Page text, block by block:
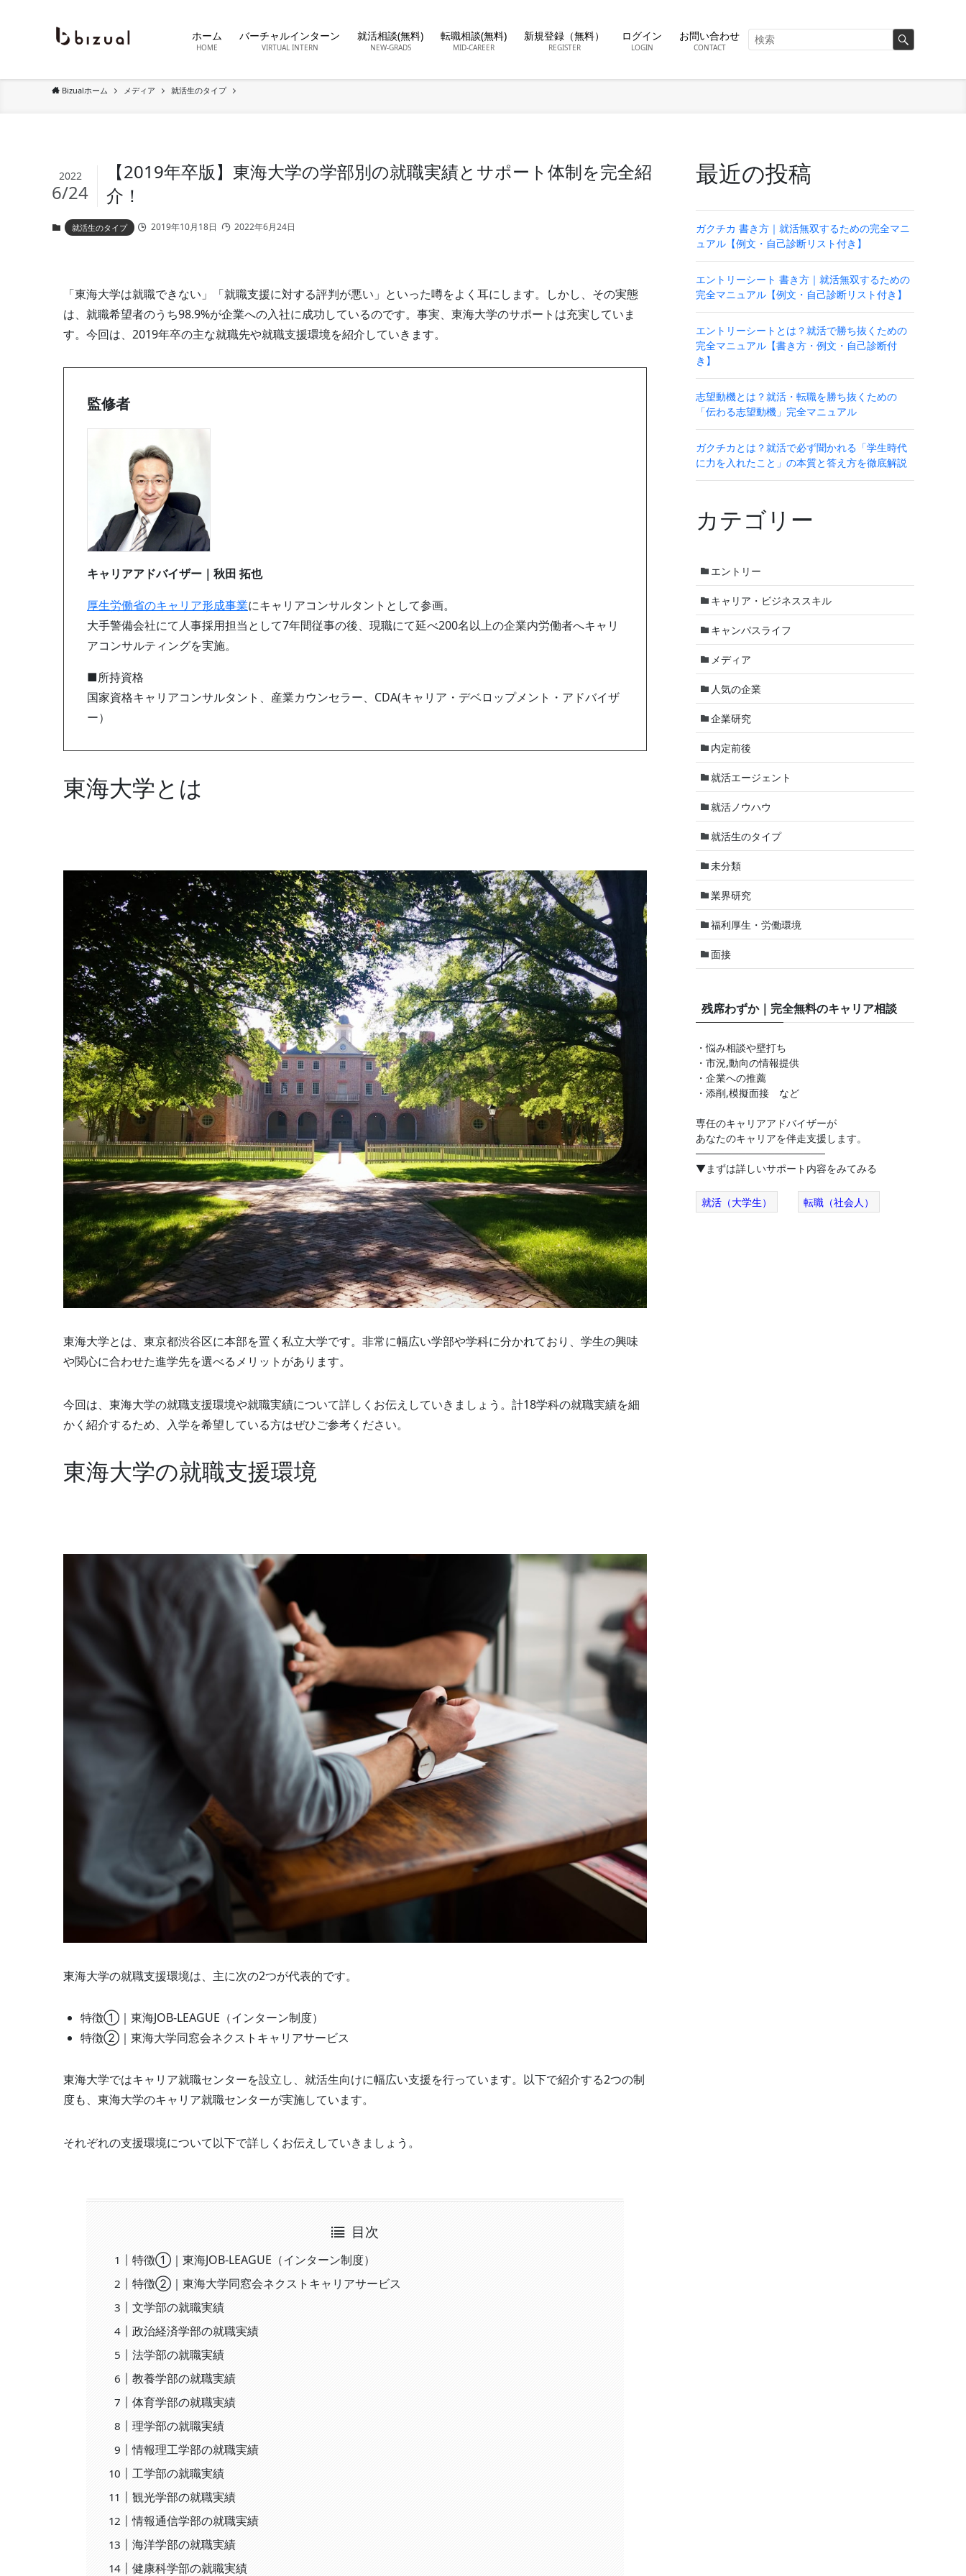
ホーム
HOME
バーチャルインターン
VIRTUAL INTERN
就活相談(無料)
NEW-GRADS
転職相談(無料)
MID-CAREER
新規登録（無料）
REGISTER
ログイン
LOGIN
お問い合わせ
CONTACT
Bizualホーム メディア 就活生のタイプ
【2019年卒版】東海大学の学部別の就職実績とサポート体制を完全紹
介！
2022
6/24
就活生のタイプ 2019年10月18日 2022年6月24日
「東海大学は就職できない」「就職支援に対する評判が悪い」といった噂をよく耳にします。しかし、その実態
は、就職希望者のうち98.9%が企業への入社に成功しているのです。事実、東海大学のサポートは充実していま
す。今回は、2019年卒の主な就職先や就職支援環境を紹介していきます。
監修者
キャリアアドバイザー｜秋田 拓也
厚生労働省のキャリア形成事業にキャリアコンサルタントとして参画。
大手警備会社にて人事採用担当として7年間従事の後、現職にて延べ200名以上の企業内労働者へキャリ
アコンサルティングを実施。
■所持資格
国家資格キャリアコンサルタント、産業カウンセラー、CDA(キャリア・デベロップメント・アドバイザ
ー）
東海大学とは
東海大学とは、東京都渋谷区に本部を置く私立大学です。非常に幅広い学部や学科に分かれており、学生の興味
や関心に合わせた進学先を選べるメリットがあります。
今回は、東海大学の就職支援環境や就職実績について詳しくお伝えしていきましょう。計18学科の就職実績を細
かく紹介するため、入学を希望している方はぜひご参考ください。
東海大学の就職支援環境
東海大学の就職支援環境は、主に次の2つが代表的です。
特徴①｜東海JOB-LEAGUE（インターン制度）
特徴②｜東海大学同窓会ネクストキャリアサービス
東海大学ではキャリア就職センターを設立し、就活生向けに幅広い支援を行っています。以下で紹介する2つの制
度も、東海大学のキャリア就職センターが実施しています。
それぞれの支援環境について以下で詳しくお伝えしていきましょう。
目次
特徴①｜東海JOB-LEAGUE（インターン制度）
特徴②｜東海大学同窓会ネクストキャリアサービス
文学部の就職実績
政治経済学部の就職実績
法学部の就職実績
教養学部の就職実績
体育学部の就職実績
理学部の就職実績
情報理工学部の就職実績
工学部の就職実績
観光学部の就職実績
情報通信学部の就職実績
海洋学部の就職実績
健康科学部の就職実績
最近の投稿
ガクチカ 書き方｜就活無双するための完全マニ
ュアル【例文・自己診断リスト付き】
エントリーシート 書き方｜就活無双するための
完全マニュアル【例文・自己診断リスト付き】
エントリーシートとは？就活で勝ち抜くための
完全マニュアル【書き方・例文・自己診断付
き】
志望動機とは？就活・転職を勝ち抜くための
「伝わる志望動機」完全マニュアル
ガクチカとは？就活で必ず聞かれる「学生時代
に力を入れたこと」の本質と答え方を徹底解説
カテゴリー
エントリー
キャリア・ビジネススキル
キャンパスライフ
メディア
人気の企業
企業研究
内定前後
就活エージェント
就活ノウハウ
就活生のタイプ
未分類
業界研究
福利厚生・労働環境
面接
残席わずか｜完全無料のキャリア相談
・悩み相談や壁打ち
・市況,動向の情報提供
・企業への推薦
・添削,模擬面接 など
専任のキャリアアドバイザーが
あなたのキャリアを伴走支援します。
──────────────────
▼まずは詳しいサポート内容をみてみる
就活（大学生） 転職（社会人）